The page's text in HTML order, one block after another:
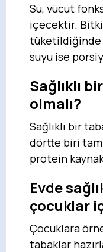
Su, vücut
içecektir.
suyu ise
Sağlıklı
olmalı?
Sağlıklı bir
dörtte biri
protein
Evde
çocuklar
Çocuklara
tabaklar